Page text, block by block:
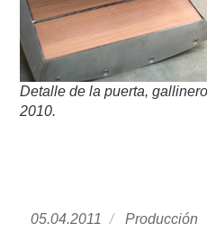
Detalle de la puerta,
2010.
Publicado
05.04.2011 https://
Producción